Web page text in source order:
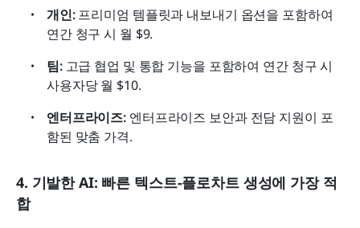
개인: 프리미엄 템플릿과 내보내기 옵션을 포함하여
연간 청구 시 월 $9.
팀: 고급 협업 및 통합 기능을 포함하여 연간 청구 시
사용자당 월 $10.
엔터프라이즈: 엔터프라이즈 보안과 전담 지원이 포
함된 맞춤 가격.
4. 기발한 AI: 빠른 텍스트-플로차트 생성에 가장 적
합